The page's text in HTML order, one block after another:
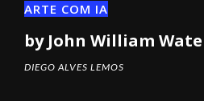
ARTE COM IA
by John William
DIEGO ALVES LEMOS